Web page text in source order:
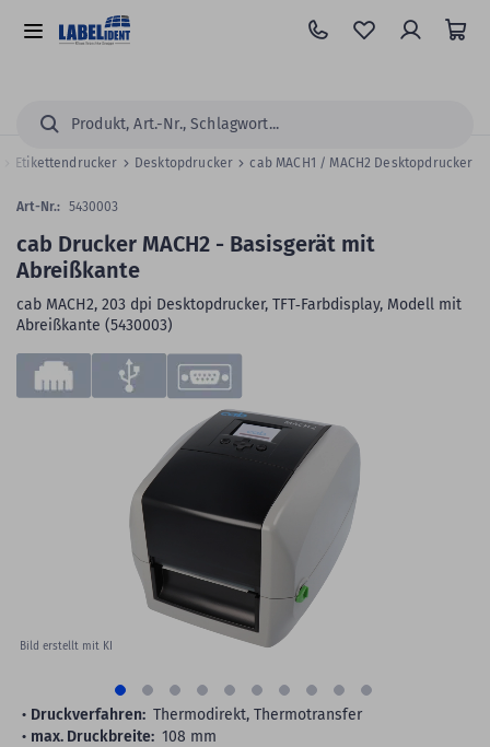
Hauptinhalt
springen
Alle
Suchen...
Etikettendrucker Desktopdrucker cab MACH1 / MACH2 Desktopdrucker
Ende
der
Bild erstellt mit KI
Skip
the
cab Drucker MACH2 - Basisgerät mit
Abreißkante
cab MACH2, 203 dpi Desktopdrucker, TFT‑Farbdisplay, Modell mit
Abreißkante (5430003)
Art-Nr.: 5430003
Druckverfahren: Thermodirekt, Thermotransfer
max. Druckbreite: 108 mm